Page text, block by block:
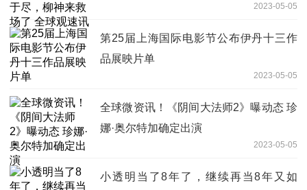
2023-05-05
第25届上海国际电影节公布伊丹十三作
品展映片单
2023-05-05
全球微资讯！《阴间大法师2》曝动态 珍
娜·奥尔特加确定出演
2023-05-05
小透明当了8年了，继续再当8年又如